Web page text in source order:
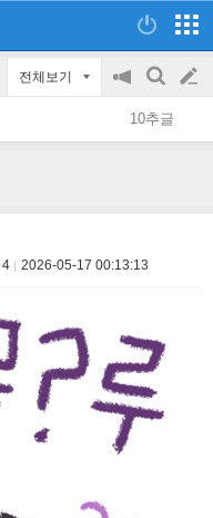
전체보기
공
지
on/off
검
색
글
쓰
10추글
4 2026-05-17 00:13:13